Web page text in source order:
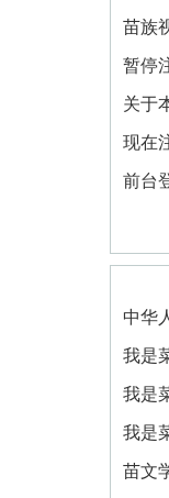
苗族
暂停
关于
现在
前台
中华
我是
我是
我是
苗文